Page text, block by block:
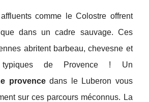
comme le Colostre offrent
dans un cadre sauvage. Ces
abritent barbeau, chevesne et
typiques de Provence ! Un
provencedans le Luberon vous
sur ces parcours méconnus. La